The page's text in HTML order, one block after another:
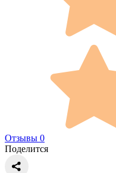
Отзывы 0
Поделится